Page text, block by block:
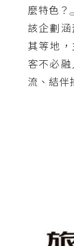
麼特色？
該企劃
其等地
客不必
流、結伴